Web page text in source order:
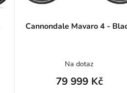
Cannondale Mavaro 4 -
Na dotaz
79 999 Kč